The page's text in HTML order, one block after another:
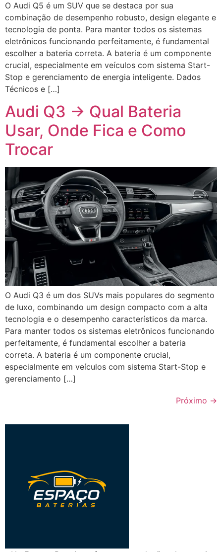
O Audi Q5 é um SUV que se destaca por sua
combinação de desempenho robusto, design elegante e
tecnologia de ponta. Para manter todos os sistemas
eletrônicos funcionando perfeitamente, é fundamental
escolher a bateria correta. A bateria é um componente
crucial, especialmente em veículos com sistema Start-
Stop e gerenciamento de energia inteligente. Dados
Técnicos e […]
Audi Q3 → Qual Bateria
Usar, Onde Fica e Como
Trocar
O Audi Q3 é um dos SUVs mais populares do segmento
de luxo, combinando um design compacto com a alta
tecnologia e o desempenho característicos da marca.
Para manter todos os sistemas eletrônicos funcionando
perfeitamente, é fundamental escolher a bateria
correta. A bateria é um componente crucial,
especialmente em veículos com sistema Start-Stop e
gerenciamento […]
Próximo →